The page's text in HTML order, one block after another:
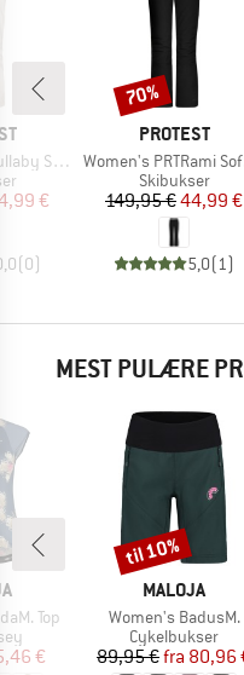
Snowpants
pris
€
(0)
MÆRKE
PROTEST
Artikel
Women's PRTRami Softshell Snowpants
Produktgruppe
Skibukser
Pris
149,95 €Nedsat
44,99 €
5,0(1 )
Rabat
70%
MEST PULÆRE
Top
pris
€
MÆRKE
MALOJA
Artikel
Women's BadusM.
Produktgruppe
Cykelbukser
Pris
89,95 € Nedsat
fra 80,96
Rabat
til 10%